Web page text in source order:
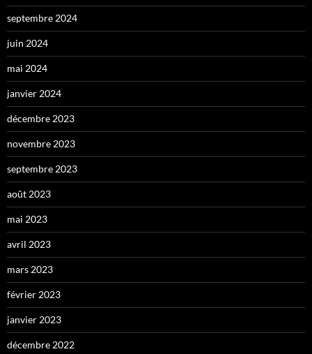
septembre 2024
juin 2024
mai 2024
janvier 2024
décembre 2023
novembre 2023
septembre 2023
août 2023
mai 2023
avril 2023
mars 2023
février 2023
janvier 2023
décembre 2022